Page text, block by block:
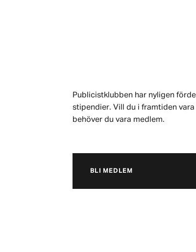
Publicistklubben har nyligen
stipendier. Vill du i framtiden
behöver du vara medlem.
BLI MEDLEM